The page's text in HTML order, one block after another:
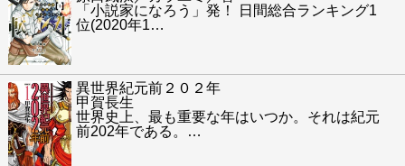
「小説家になろう」発！ 日間総合ランキング1
位(2020年1…
異世界紀元前２０２年
甲賀長生
世界史上、最も重要な年はいつか。それは紀元
前202年である。
…